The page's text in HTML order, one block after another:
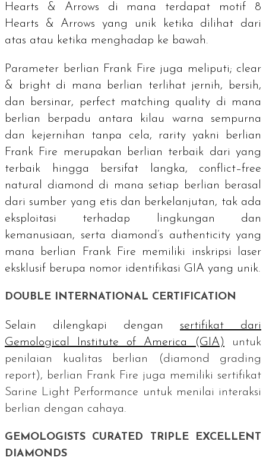
Hearts & Arrows di mana terdapat motif 8
Hearts & Arrowsyang unik ketika dilihat dari
atas atau ketika menghadap ke bawah.
Parameter berlian Frank Fire juga meliputi; clear
& bright di mana berlian terlihat jernih, bersih,
dan bersinar,
perfect matching quality di mana
berlian berpadu antara kilau warna sempurna
dan kejernihan tanpa cela,
rarity yakni berlian
Frank Fire merupakan berlian terbaik dari yang
terbaik hingga bersifat langka, conflict–free
natural diamond di mana setiap berlian berasal
dari sumber yang etis dan berkelanjutan, tak ada
eksploitasi terhadap lingkungan dan
kemanusiaan, serta diamond’s authenticity yang
mana berlian Frank Fire memiliki inskripsi laser
eksklusif berupa nomor identifikasi GIA yang unik.
DOUBLE INTERNATIONAL CERTIFICATION
Selain dilengkapi dengan
sertifikat dari
Gemological Institute of America
(GIA) untuk
penilaian kualitas berlian (diamond grading
report), berlian Frank Fire juga memiliki sertifikat
Sarine Light Performance untuk menilai interaksi
berlian dengan cahaya.
GEMOLOGISTS CURATED TRIPLE EXCELLENT
DIAMONDS